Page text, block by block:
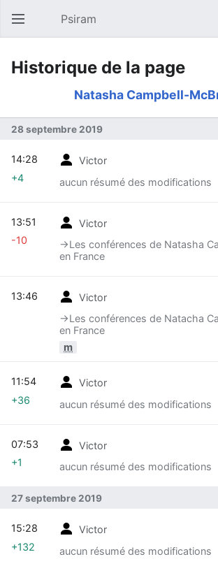
Ouvrir le menu principal Psiram
Historique de la page
Natasha Campbell-
28 septembre 2019
Victor
aucun résumé des modifications
14:28
+4
Victor
→‎Les conférences de Natasha
en France
13:51
-10
Victor
→‎Les conférences de Natacha
en France
m
13:46
Victor
aucun résumé des modifications
11:54
+36
Victor
aucun résumé des modifications
07:53
+1
27 septembre 2019
Victor
aucun résumé des modifications
15:28
+132